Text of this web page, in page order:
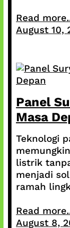
Read
August 10,
Panel
Masa
Teknologi
listrik
menjadi
ramah
Read
August 8,